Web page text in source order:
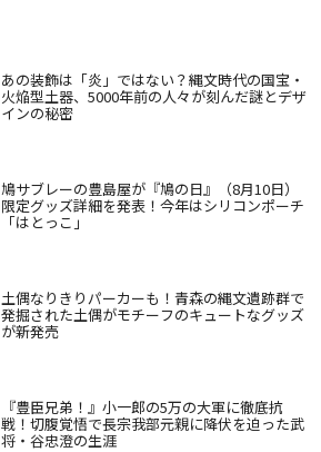
あの装飾は「炎」ではない？縄文時代の国宝・
火焔型土器、5000年前の人々が刻んだ謎とデザ
インの秘密
鳩サブレーの豊島屋が『鳩の日』（8月10日）
限定グッズ詳細を発表！今年はシリコンポーチ
「はとっこ」
土偶なりきりパーカーも！青森の縄文遺跡群で
発掘された土偶がモチーフのキュートなグッズ
が新発売
『豊臣兄弟！』小一郎の5万の大軍に徹底抗
戦！切腹覚悟で長宗我部元親に降伏を迫った武
将・谷忠澄の生涯